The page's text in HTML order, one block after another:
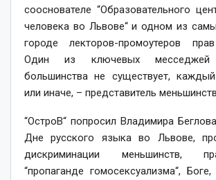
сооснователе “Образовательного
человека во Львове“ и одном из
городе лекторов-промоутеров
Один из ключевых
большинства не существует,
или иначе, – представитель
“ОстроВ“ попросил Владимира
Дне русского языка во Львове,
дискриминации меньшинств,
“пропаганде гомосексуализма“,